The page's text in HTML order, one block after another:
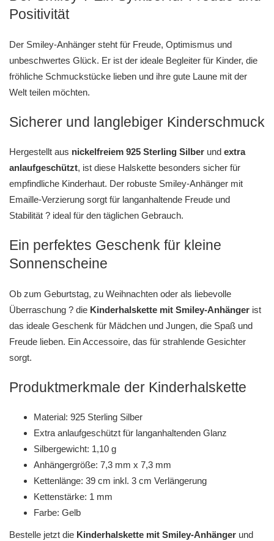
Positivität
Der Smiley-Anhänger steht für Freude, Optimismus und
unbeschwertes Glück. Er ist der ideale Begleiter für Kinder, die
fröhliche Schmuckstücke lieben und ihre gute Laune mit der
Welt teilen möchten.
Sicherer und langlebiger Kinderschmuck
Hergestellt aus nickelfreiem 925 Sterling Silber und extra
anlaufgeschützt, ist diese Halskette besonders sicher für
empfindliche Kinderhaut. Der robuste Smiley-Anhänger mit
Emaille-Verzierung sorgt für langanhaltende Freude und
Stabilität ? ideal für den täglichen Gebrauch.
Ein perfektes Geschenk für kleine
Sonnenscheine
Ob zum Geburtstag, zu Weihnachten oder als liebevolle
Überraschung ? die Kinderhalskette mit Smiley-Anhänger ist
das ideale Geschenk für Mädchen und Jungen, die Spaß und
Freude lieben. Ein Accessoire, das für strahlende Gesichter
sorgt.
Produktmerkmale der Kinderhalskette
Material: 925 Sterling Silber
Extra anlaufgeschützt für langanhaltenden Glanz
Silbergewicht: 1,10 g
Anhängergröße: 7,3 mm x 7,3 mm
Kettenlänge: 39 cm inkl. 3 cm Verlängerung
Kettenstärke: 1 mm
Farbe: Gelb
Bestelle jetzt die Kinderhalskette mit Smiley-Anhänger und